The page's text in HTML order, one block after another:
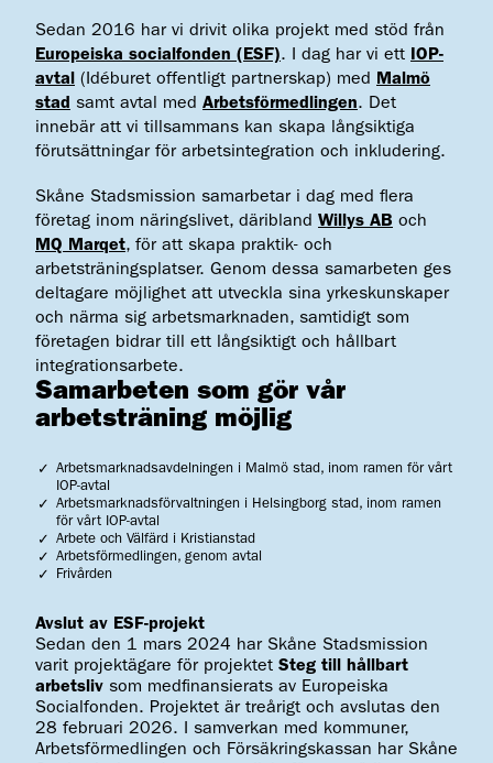
Sedan 2016 har vi drivit olika projekt med stöd från
Europeiska socialfonden (ESF). I dag har vi ett
IOP-
avtal
(Idéburet offentligt partnerskap) med
Malmö
stad samt avtal med Arbetsförmedlingen. Det
innebär att vi tillsammans kan skapa långsiktiga
förutsättningar för arbetsintegration och inkludering.
Skåne Stadsmission samarbetar i dag med flera
företag inom näringslivet, däribland Willys AB och
MQ Marqet, för att skapa praktik- och
arbetsträningsplatser. Genom dessa samarbeten ges
deltagare möjlighet att utveckla sina yrkeskunskaper
och närma sig arbetsmarknaden, samtidigt som
företagen bidrar till ett långsiktigt och hållbart
integrationsarbete.
Samarbeten som gör vår
arbetsträning möjlig
Arbetsmarknadsavdelningen i Malmö stad, inom ramen för vårt
IOP-avtal
Arbetsmarknadsförvaltningen i Helsingborg stad, inom ramen
för vårt IOP-avtal
Arbete och Välfärd i Kristianstad
Arbetsförmedlingen, genom avtal
Frivården
Avslut av ESF-projekt
Sedan den 1 mars 2024 har Skåne Stadsmission
varit projektägare för projektet Steg till hållbart
arbetsliv som medfinansierats av Europeiska
Socialfonden. Projektet är treårigt och avslutas den
28 februari 2026. I samverkan med kommuner,
Arbetsförmedlingen och Försäkringskassan har Skåne